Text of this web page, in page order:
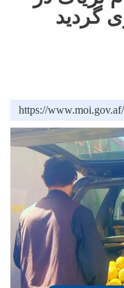
گردید
https://